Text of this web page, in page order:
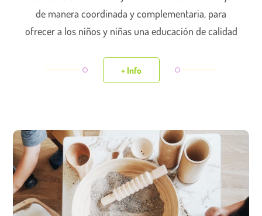
de manera coordinada y complementaria, para
ofrecer a los niños y niñas una educación de calidad
+ Info